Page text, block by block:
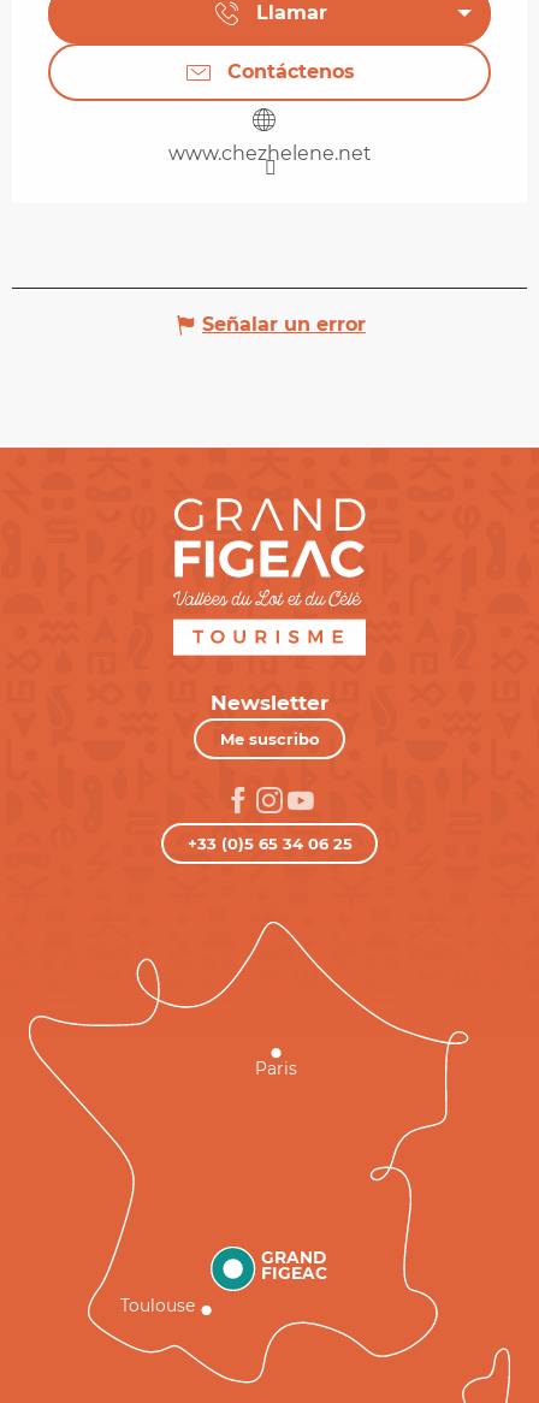
Llamar
Contáctenos
www.chezhelene.net
Señalar un error
Newsletter
Me suscribo
+33 (0)5 65 34 06 25
GRAND
FIGEAC
Toulouse
Paris